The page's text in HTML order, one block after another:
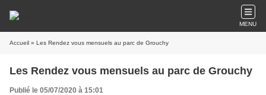
MENU
Accueil » Les Rendez vous mensuels au parc de Grouchy
Les Rendez vous mensuels au parc de Grouchy
Publié le 05/07/2020 à 15:01